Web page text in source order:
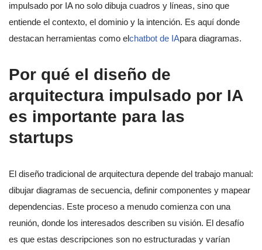
impulsado por IA no solo dibuja cuadros y líneas, sino que
entiende el contexto, el dominio y la intención. Es aquí donde
destacan herramientas como elchatbot de IApara diagramas.
Por qué el diseño de
arquitectura impulsado por IA
es importante para las
startups
El diseño tradicional de arquitectura depende del trabajo manual:
dibujar diagramas de secuencia, definir componentes y mapear
dependencias. Este proceso a menudo comienza con una
reunión, donde los interesados describen su visión. El desafío
es que estas descripciones son no estructuradas y varían